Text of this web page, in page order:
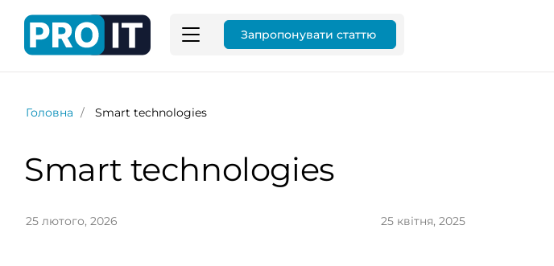
Запропонувати статтю
Головна Smart technologies
Smart technologies
25 лютого, 2026 25 квітня, 2025